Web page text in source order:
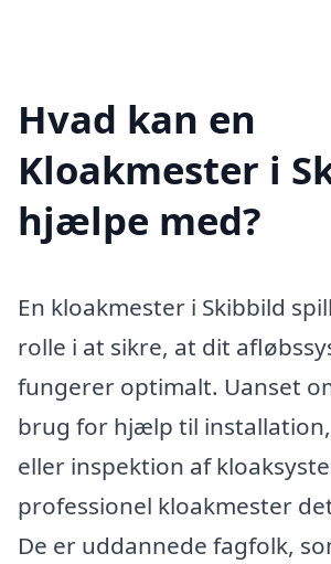
Hvad kan en
Kloakmester i
hjælpe med?
En kloakmester i Skibbild
rolle i at sikre, at dit
fungerer optimalt. Uanset
brug for hjælp til
eller inspektion af
professionel kloakmester
De er uddannede fagfolk,